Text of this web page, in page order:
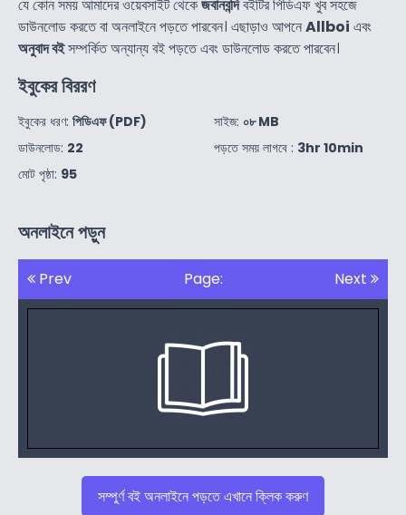
যে কোন সময় আমাদের ওয়েবসাইট থেকেজবানবন্দিবইটির পিডিএফ খুব সহজে
ডাউনলোড করতে বা অনলাইনে পড়তে পারবেন। এছাড়াও আপনেAllboi এবং
অনুবাদ বইসম্পর্কিত অন্যান্য বই পড়তে এবং ডাউনলোড করতে পারবেন।
ইবুকের বিররণ
ইবুকের ধরণ: পিডিএফ (PDF)
ডাউনলোড: 22
মোট পৃষ্ঠা: 95
সাইজ: ০৮ MB
পড়তে সময় লাগবে : 3hr 10min
অনলাইনে পড়ুন
Prev Page: Next
সম্পুর্ণ বই অনলাইনে পড়তে এখানে ক্লিক করুণ